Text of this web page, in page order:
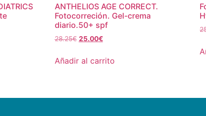
ANTHELIOS AGE CORRECT.
Fotocorreción. Gel-crema
diario.50+ spf
28.25€ 25.00€
Añadir al carrito